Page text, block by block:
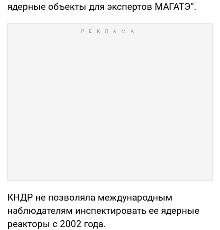
ядерные объекты для экспертов МАГАТЭ”.
КНДР не позволяла международным
наблюдателям инспектировать ее ядерные
реакторы с 2002 года.